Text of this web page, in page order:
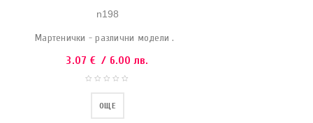
n198
Мартенички - различни модели .
3.07 € / 6.00 лв.
ОЩЕ